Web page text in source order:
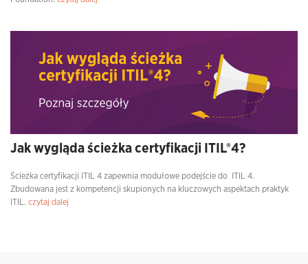
Jak wygląda ścieżka certyfikacji ITIL®4?
Ścieżka certyfikacji ITIL 4 zapewnia modułowe podejście do ITIL 4.
Zbudowana jest z kompetencji skupionych na kluczowych aspektach praktyk
ITIL. czytaj dalej